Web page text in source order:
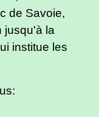
de Savoie,
jusqu'à la
institue les